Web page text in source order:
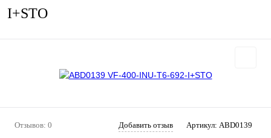
I+STO
Отзывов: 0 Добавить отзыв Артикул: ABD0139